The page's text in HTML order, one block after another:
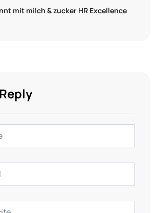
mit milch & zucker HR Excellence